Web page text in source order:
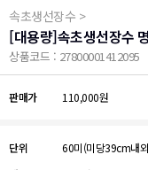
속초생선장수 >
[대용량]속초생선장수
상품코드 : 27800001412095
판매가 110,000원
단위
60미(미당39cm내